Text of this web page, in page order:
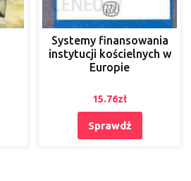
Systemy finansowania
instytucji kościelnych w
Europie
15.76zł
Sprawdź